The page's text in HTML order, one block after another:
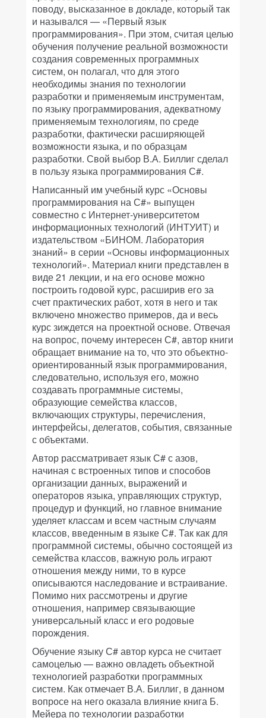
поводу, высказанное в докладе, который так
и назывался — «Первый язык
программирования». При этом, считая целью
обучения получение реальной возможности
создания современных программных
систем, он полагал, что для этого
необходимы знания по технологии
разработки и применяемым инструментам,
по языку программирования, адекватному
применяемым технологиям, по среде
разработки, фактически расширяющей
возможности языка, и по образцам
разработки. Свой выбор В.А. Биллиг сделал
в пользу языка программирования С#.
Написанный им учебный курс «Основы
программирования на С#» выпущен
совместно с Интернет-университетом
информационных технологий (ИНТУИТ) и
издательством «БИНОМ. Лаборатория
знаний» в серии «Основы информационных
технологий». Материал книги представлен в
виде 21 лекции, и на его основе можно
построить годовой курс, расширив его за
счет практических работ, хотя в него и так
включено множество примеров, да и весь
курс зиждется на проектной основе. Отвечая
на вопрос, почему интересен С#, автор книги
обращает внимание на то, что это объектно-
ориентированный язык программирования,
следовательно, используя его, можно
создавать программные системы,
образующие семейства классов,
включающих структуры, перечисления,
интерфейсы, делегатов, события, связанные
с объектами.
Автор рассматривает язык С# с азов,
начиная с встроенных типов и способов
организации данных, выражений и
операторов языка, управляющих структур,
процедур и функций, но главное внимание
уделяет классам и всем частным случаям
классов, введенным в языке С#. Так как для
программной системы, обычно состоящей из
семейства классов, важную роль играют
отношения между ними, то в курсе
описываются наследование и встраивание.
Помимо них рассмотрены и другие
отношения, например связывающие
универсальный класс и его родовые
порождения.
Обучение языку С# автор курса не считает
самоцелью — важно овладеть объектной
технологией разработки программных
систем. Как отмечает В.А. Биллиг, в данном
вопросе на него оказала влияние книга Б.
Мейера по технологии разработки